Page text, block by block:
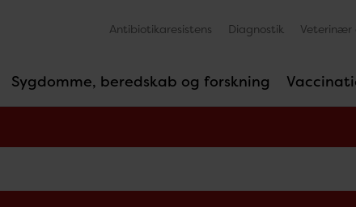
Sygdomme, beredskab og forskning
Antibiotikaresistens Diagnostik Veterinær